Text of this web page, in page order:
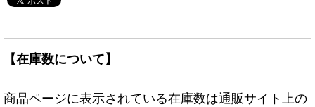
【在庫数について】
商品ページに表示されている在庫数は通販サイト上の